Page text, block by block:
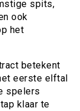
spits,
ook
het
betekent
eerste elftal
spelers
klaar te